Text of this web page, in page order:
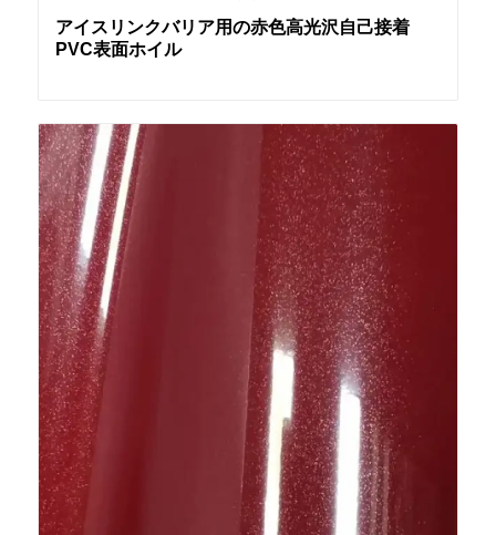
アイスリンクバリア用の赤色高光沢自己接着
PVC表面ホイル